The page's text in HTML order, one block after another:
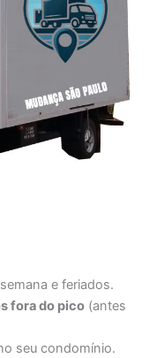
e feriados.
fora do pico (antes
seu condomínio.